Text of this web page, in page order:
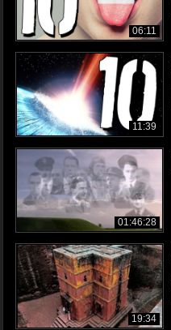
06:11
11:39
01:46:28
19:34